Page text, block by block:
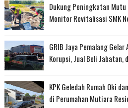
Dukung Peningkatan
Monitor Revitalisasi SMK
GRIB Jaya Pemalang
Korupsi, Jual Beli Jabatan,
KPK Geledah Rumah Oki
di Perumahan Mutiara